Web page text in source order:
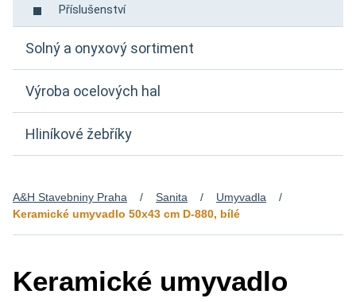
A&H Stavebniny Praha Sanita
Umyvadla
Keramické umyvadlo 50x43 cm D-880, bílé
Keramické umyvadlo
Příslušenství
Solný a onyxový sortiment
Výroba ocelových hal
Hliníkové žebříky